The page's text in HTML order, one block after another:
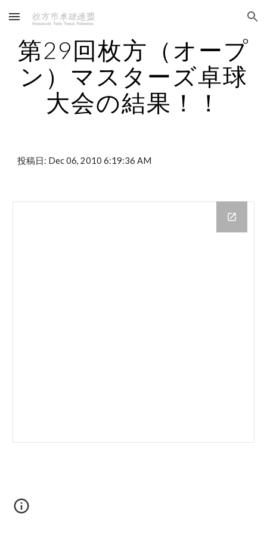
Skip to main content Skip to navigation
第29回枚方（オープ
ン）マスターズ卓球
大会の結果！！
投稿日: Dec 06, 2010 6:19:36 AM